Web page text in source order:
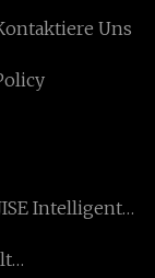
Uns
Intelligent
Ltd